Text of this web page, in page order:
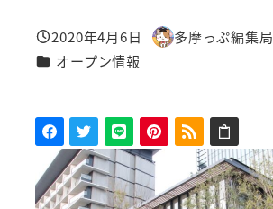
投稿日
2020年4月6日
著
多摩っぷ編集局
カテゴリー
オープン情報